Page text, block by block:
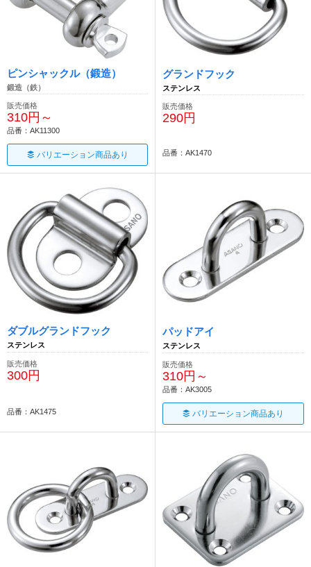
ピンシャックル（鍛造）
鍛造（鉄）
販売価格
310円～
品番：AK11300
バリエーション商品あり
グランドフック
ステンレス
販売価格
290円
品番：AK1470
ダブルグランドフック
ステンレス
販売価格
300円
品番：AK1475
パッドアイ
ステンレス
販売価格
310円～
品番：AK3005
バリエーション商品あり